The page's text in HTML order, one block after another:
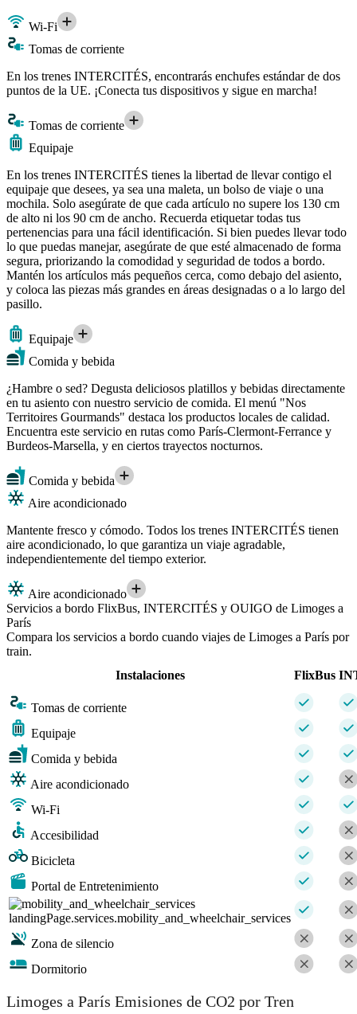
Wi-Fi
Tomas de corriente
En los trenes INTERCITÉS, encontrarás enchufes estándar de dos
puntos de la UE. ¡Conecta tus dispositivos y sigue en marcha!
Tomas de corriente
Equipaje
En los trenes INTERCITÉS tienes la libertad de llevar contigo el
equipaje que desees, ya sea una maleta, un bolso de viaje o una
mochila. Solo asegúrate de que cada artículo no supere los 130 cm
de alto ni los 90 cm de ancho. Recuerda etiquetar todas tus
pertenencias para una fácil identificación. Si bien puedes llevar todo
lo que puedas manejar, asegúrate de que esté almacenado de forma
segura, priorizando la comodidad y seguridad de todos a bordo.
Mantén los artículos más pequeños cerca, como debajo del asiento,
y coloca las piezas más grandes en áreas designadas o a lo largo del
pasillo.
Equipaje
Comida y bebida
¿Hambre o sed? Degusta deliciosos platillos y bebidas directamente
en tu asiento con nuestro servicio de comida. El menú "Nos
Territoires Gourmands" destaca los productos locales de calidad.
Encuentra este servicio en rutas como París-Clermont-Ferrance y
Burdeos-Marsella, y en ciertos trayectos nocturnos.
Comida y bebida
Aire acondicionado
Mantente fresco y cómodo. Todos los trenes INTERCITÉS tienen
aire acondicionado, lo que garantiza un viaje agradable,
independientemente del tiempo exterior.
Aire acondicionado
Servicios a bordo FlixBus, INTERCITÉS y OUIGO de Limoges a
París
Compara los servicios a bordo cuando viajes de Limoges a París por
train.
Instalaciones
FlixBus
Tomas de corriente
Equipaje
Comida y bebida
Aire acondicionado
Wi-Fi
Accesibilidad
Bicicleta
Portal de Entretenimiento
landingPage.services.mobility_and_wheelchair_services
Zona de silencio
Dormitorio
Limoges a París Emisiones de CO2 por Tren